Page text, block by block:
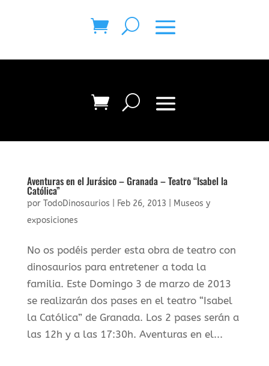
Aventuras en el Jurásico – Granada – Teatro “Isabel la
Católica”
por TodoDinosaurios Feb 26, 2013
Museos y
exposiciones
No os podéis perder esta obra de teatro con
dinosaurios para entretener a toda la
familia. Este Domingo 3 de marzo de 2013
se realizarán dos pases en el teatro “Isabel
la Católica” de Granada. Los 2 pases serán a
las 12h y a las 17:30h. Aventuras en el...